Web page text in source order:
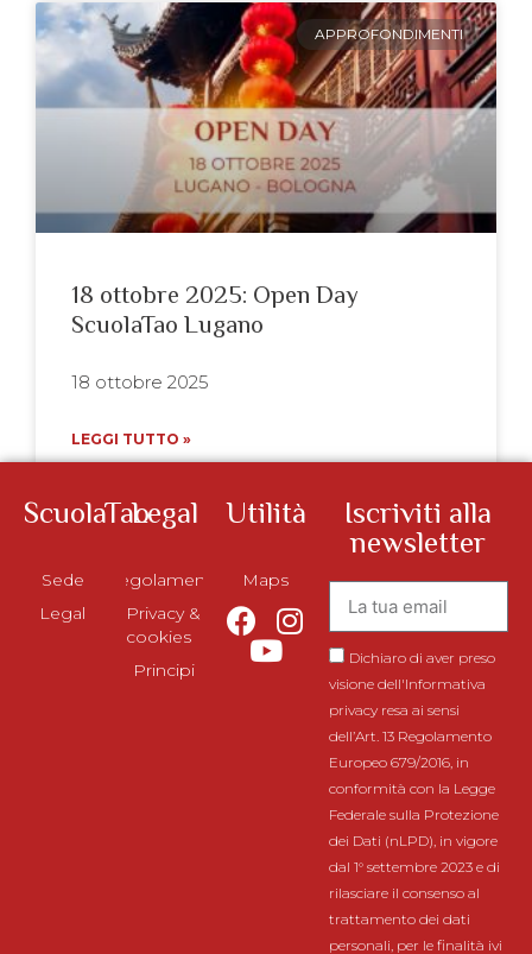
APPROFONDIMENTI
18 ottobre 2025: Open Day
ScuolaTao Lugano
18 ottobre 2025
LEGGI TUTTO »
ScuolaTao
Sede
Legal
Legal
Regolamento
Privacy &
cookies
Principi
Utilità
Maps
Iscriviti alla
newsletter
Dichiaro di aver preso
visione dell'Informativa
privacy resa ai sensi
dell’Art. 13 Regolamento
Europeo 679/2016, in
conformità con la Legge
Federale sulla Protezione
dei Dati (nLPD), in vigore
dal 1° settembre 2023 e di
rilasciare il consenso al
trattamento dei dati
personali, per le finalità ivi